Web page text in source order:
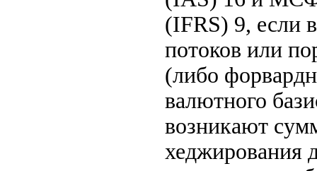
(IFRS) 9, если
потоков или
(либо
валютного
возникают
хеджирования